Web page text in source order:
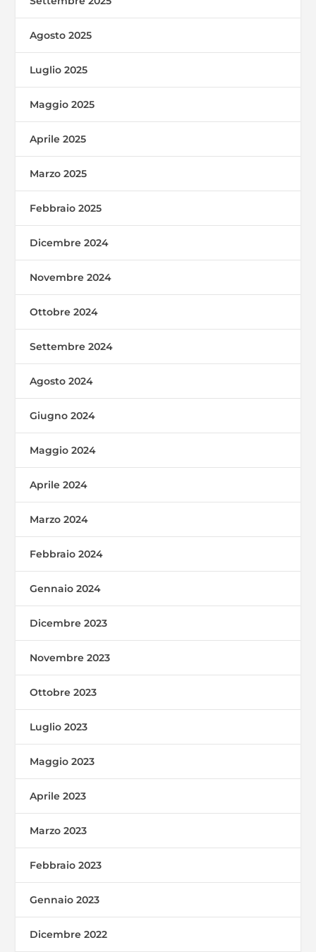
Agosto 2025
Luglio 2025
Maggio 2025
Aprile 2025
Marzo 2025
Febbraio 2025
Dicembre 2024
Novembre 2024
Ottobre 2024
Settembre 2024
Agosto 2024
Giugno 2024
Maggio 2024
Aprile 2024
Marzo 2024
Febbraio 2024
Gennaio 2024
Dicembre 2023
Novembre 2023
Ottobre 2023
Luglio 2023
Maggio 2023
Aprile 2023
Marzo 2023
Febbraio 2023
Gennaio 2023
Dicembre 2022